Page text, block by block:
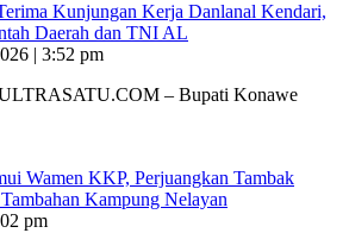
Kunjungan Kerja Danlanal Kendari,
Daerah dan TNI AL
| 3:52 pm
– Bupati Konawe
Wamen KKP, Perjuangkan Tambak
Kampung Nelayan
pm